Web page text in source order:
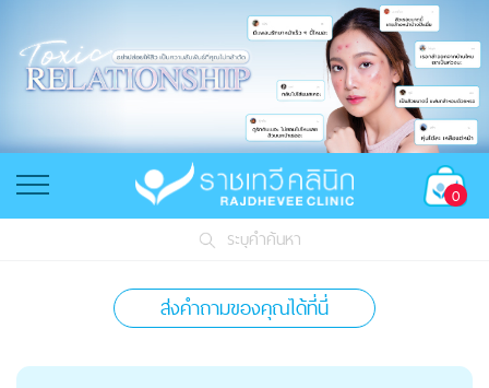
0
ระบุคำค้นหา
ส่งคำถามของคุณได้ที่นี่